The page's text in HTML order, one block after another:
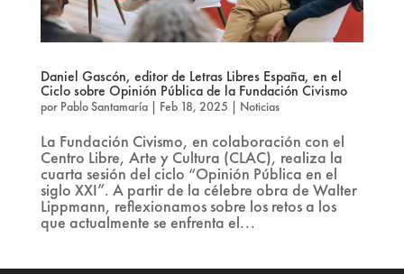
Daniel Gascón, editor de Letras Libres España, en el
Ciclo sobre Opinión Pública de la Fundación Civismo
por Pablo Santamaría| Feb 18, 2025 | Noticias
La Fundación Civismo, en colaboración con el
Centro Libre, Arte y Cultura (CLAC), realiza la
cuarta sesión del ciclo “Opinión Pública en el
siglo XXI”. A partir de la célebre obra de Walter
Lippmann, reflexionamos sobre los retos a los
que actualmente se enfrenta el...